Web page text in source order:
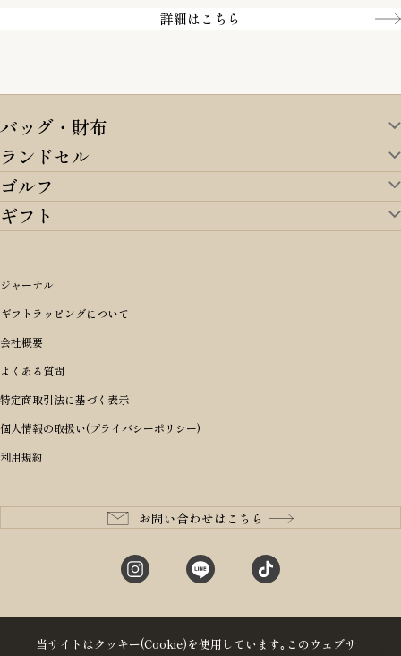
詳細はこちら
バッグ・財布
バッグ・財布TOP
すべてを見る
アイテムから選ぶ
リュックサック・デイパック・バックパック
ショルダーバッグ
ボディバッグ・ウエストバッグ
長財布
二つ折り財布
三つ折り財布
コインケース・小銭入れ
m＋ エムピウ
PORTER 吉田カバン ポーター
BRIEFING ブリーフィング
Dakota ダコタ
CLEDRAN クレドラン
aniary アニアリ
CIE シー
StitchandSew ステッチアンドソー
ランドセル
ランドセルTOP
すべてを見る
オリジナルランドセル
女の子ランドセル
男の子ランドセル
ランドセル小物・その他
レッド
ピンク
パープル(ラベンダー)
キャメル
ブルー・ネイビー
価格から選ぶ
〜49,999円
50,000円〜59,999円
60,000円〜69,999円
70,000円〜79,999円
80,000円〜
ゴルフ
ゴルフTOP
アイテムから選ぶ
キャディバッグ
ヘッドカバー
ゴルフ小物
ゴルフウェア/アクセサリー
ブランドから選ぶ
BRIEFING ブリーフィング
master-piece マスターピース
JONES ジョーンズ
木の庄帆布
ギフト
シーンから探す
誕生日
結婚祝い
出産祝い
入学・進学祝い
成人祝い
就職・栄転祝い
長寿・還暦祝い
性別・年齢から探す
男性向け
女性向け
10代
20代
30代
予算から探す
〜4,999円
5,000円〜9,999円
10,000円〜19,999円
20,000円〜29,999円
ジャーナル
ギフトラッピングについて
会社概要
よくある質問
特定商取引法に基づく表示
個人情報の取扱い(プライバシーポリシー)
利用規約
お問い合わせはこちら
当サイトはクッキー(Cookie)を使用しています｡このウェブサ